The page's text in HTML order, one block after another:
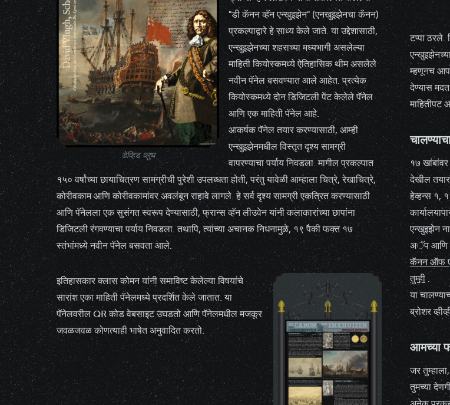
डेव्हिड व्लुघ
"डी कॅनन व्हॅन एन्खुइझेन" (एनखुइझेनचा कॅनन)
प्रकल्पाद्वारे हे साध्य केले जाते. या उद्देशासाठी,
एन्खुइझेनच्या शहराच्या मध्यभागी असलेल्या
माहिती कियोस्कमध्ये ऐतिहासिक थीम असलेले
नवीन पॅनेल बसवण्यात आले आहेत. प्रत्येक
कियोस्कमध्ये दोन डिजिटली पेंट केलेले पॅनेल
आणि एक माहिती पॅनेल आहे.
आकर्षक पॅनेल तयार करण्यासाठी, आम्ही
एन्खुइझेनमधील विस्तृत दृश्य सामग्री
वापरण्याचा पर्याय निवडला. मागील प्रकल्पात
१५० वर्षांच्या छायाचित्रण सामग्रीची पुरेशी उपलब्धता होती, परंतु यावेळी आम्हाला चित्रे, रेखाचित्रे,
कोरीवकाम आणि कोरीवकामांवर अवलंबून राहावे लागले. हे सर्व दृश्य सामग्री एकत्रित करण्यासाठी
आणि पॅनेलला एक सुसंगत स्वरूप देण्यासाठी, फ्रान्स व्हॅन लीउवेन यांनी कलाकारांच्या छापांना
डिजिटली रंगवण्याचा पर्याय निवडला. तथापि, त्यांच्या अचानक निधनामुळे, १९ पैकी फक्त १७
स्तंभांमध्ये नवीन पॅनेल बसवता आले.
इतिहासकार क्लास कोमन यांनी समाविष्ट केलेल्या विषयांचे
सारांश एका माहिती पॅनेलमध्ये प्रदर्शित केले जातात. या
पॅनेलवरील QR कोड वेबसाइट उघडतो आणि पॅनेलमधील मजकूर
जवळजवळ कोणत्याही भाषेत अनुवादित करतो.
टप्पा ठरले.
म्हणूनच
देण्यास
माहितीपट
१७
देखील
हेव्हन्स १,
एन्खुइझेन
अॅप आणि
कॅनन ऑफ
तुम्ही.
या
ब्रोशर
आमच्या
जर
तुमच्या